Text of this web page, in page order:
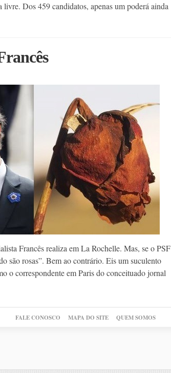
Dos 459 candidatos, apenas um poderá ainda
Francês realiza em La Rochelle. Mas, se o PSF
são rosas”. Bem ao contrário. Eis um suculento
o correspondente em Paris do conceituado jornal
FALE CONOSCO MAPA DO SITE QUEM SOMOS